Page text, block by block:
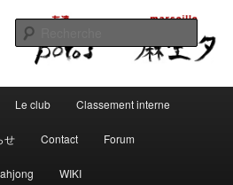
Marseille – Mahjong
Le club Classement interne
せ Contact Forum
WIKI